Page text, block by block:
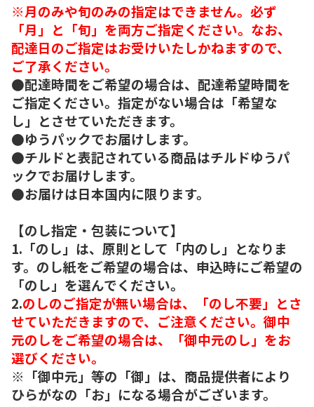
※月のみや旬のみの指定はできません。必ず
「月」と「旬」を両方ご指定ください。なお、
配達日のご指定はお受けいたしかねますので、
ご了承ください。
●配達時間をご希望の場合は、配達希望時間を
ご指定ください。指定がない場合は「希望な
し」とさせていただきます。
●ゆうパックでお届けします。
●チルドと表記されている商品はチルドゆうパ
ックでお届けします。
●お届けは日本国内に限ります。
【のし指定・包装について】
1.「のし」は、原則として「内のし」となりま
す。のし紙をご希望の場合は、申込時にご希望の
「のし」を選んでください。
2.のしのご指定が無い場合は、「のし不要」とさ
せていただきますので、ご注意ください。御中
元のしをご希望の場合は、「御中元のし」をお
選びください。
※「御中元」等の「御」は、商品提供者により
ひらがなの「お」になる場合がございます。